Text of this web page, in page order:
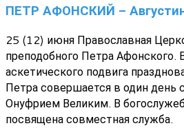
ПЕТР АФОНСКИЙ -
25 (12) июня Православная
преподобного Петра Афонского.
аскетического подвига
Петра совершается в один день
Онуфрием Великим. В
посвящена совместная служба.